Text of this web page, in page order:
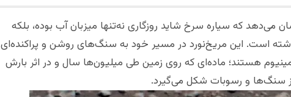
می‌دهد که سیاره سرخ شاید روزگاری نه‌تنها میزبان آب بوده، بلکه
است. این مریخ‌نورد در مسیر خود به سنگ‌های روشن و پراکنده‌ای
هستند؛ ماده‌ای که روی زمین طی میلیون‌ها سال و در اثر بارش
سنگ‌ها و رسوبات شکل می‌گیرد.